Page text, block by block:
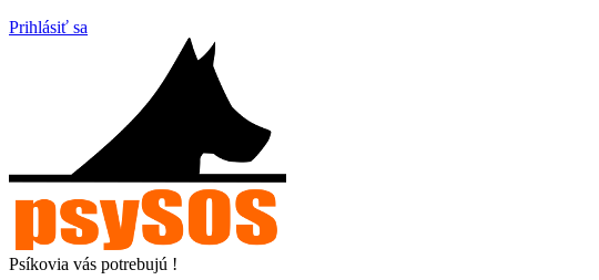
Prihlásiť sa
Psíkovia vás potrebujú !